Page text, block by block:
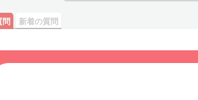
問 新着の質問